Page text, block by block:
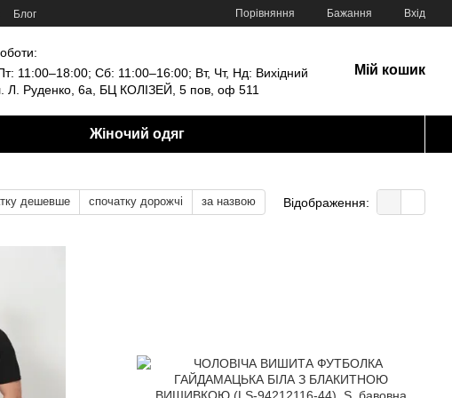
Блог Порівняння Бажання Вхід
11:00–18:00; Сб: 11:00–16:00; Вт, Чт, Нд: Вихідний
Л. Руденко, 6а, БЦ КОЛІЗЕЙ, 5 пов, оф 511
Мій кошик
Жіночий одяг
дешевше спочатку дорожчі за назвою Відображення: